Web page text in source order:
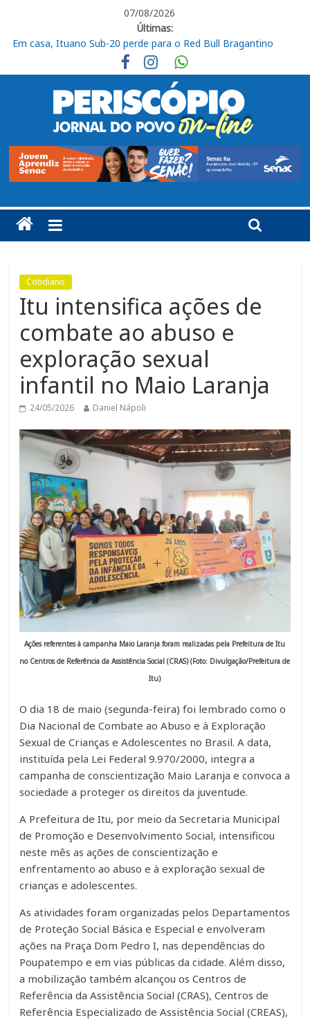
07/08/2026
Últimas:
Em casa, Ituano Sub-20 perde para o Red Bull Bragantino
Ituano quer união para vencer o Barra neste sábado
Feira + Itu acontece neste final de semana na Praça do Carmo
Programa de requalificação asfáltica inicia nova etapa no São
Judas Tadeu
Obras de R$ 54 milhões avançam na Rodovia Vereador José de
Moraes, em Cabreúva
Cotidiano
Itu intensifica ações de
combate ao abuso e
exploração sexual
infantil no Maio Laranja
24/05/2026 Daniel Nápoli
Ações referentes à campanha Maio Laranja foram realizadas pela Prefeitura de Itu
no Centros de Referência da Assistência Social (CRAS) (Foto: Divulgação/Prefeitura de
Itu)
O dia 18 de maio (segunda-feira) foi lembrado como o
Dia Nacional de Combate ao Abuso e à Exploração
Sexual de Crianças e Adolescentes no Brasil. A data,
instituída pela Lei Federal 9.970/2000, integra a
campanha de conscientização Maio Laranja e convoca a
sociedade a proteger os direitos da juventude.
A Prefeitura de Itu, por meio da Secretaria Municipal
de Promoção e Desenvolvimento Social, intensificou
neste mês as ações de conscientização e
enfrentamento ao abuso e à exploração sexual de
crianças e adolescentes.
As atividades foram organizadas pelos Departamentos
de Proteção Social Básica e Especial e envolveram
ações na Praça Dom Pedro I, nas dependências do
Poupatempo e em vias públicas da cidade. Além disso,
a mobilização também alcançou os Centros de
Referência da Assistência Social (CRAS), Centros de
Referência Especializado de Assistência Social (CREAS),